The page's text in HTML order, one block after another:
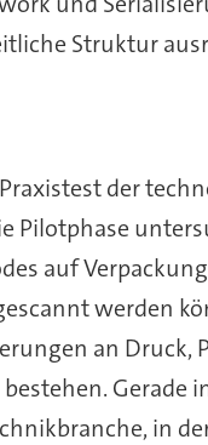
Struktur
der
Pilotphase
auf
werden
an Druck,
Gerade
in